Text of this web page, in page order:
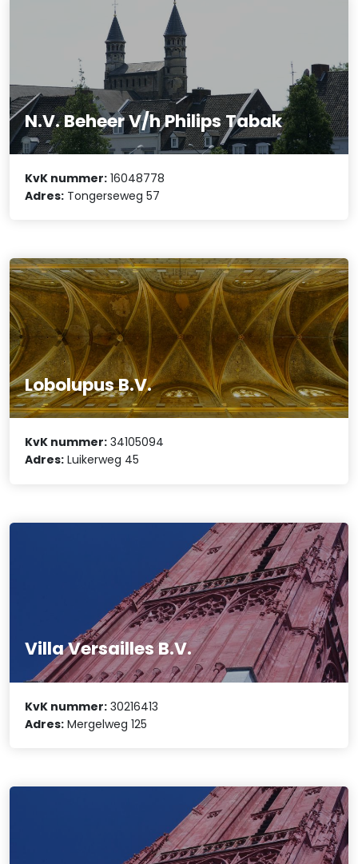
N.V. Beheer V/h Philips Tabak
KvK nummer: 16048778
Adres: Tongerseweg 57
Lobolupus B.V.
KvK nummer: 34105094
Adres: Luikerweg 45
Villa Versailles B.V.
KvK nummer: 30216413
Adres: Mergelweg 125